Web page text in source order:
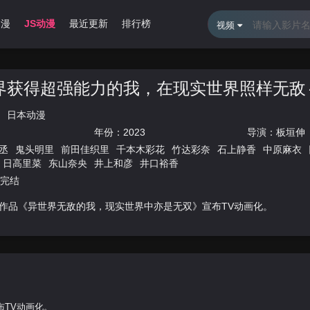
JS动漫 最近更新 排行榜 视频
获得超强能力的我，在现实世界照样无
日本动漫
年份： 2023 导演：板垣伸
鬼头明里 前田佳织里 千本木彩花 竹达彩奈 石上静香 中原麻衣
日高里菜
东山奈央 井上和彦
井口裕香
结
品《异世界无敌的我，现实世界中亦是无双》宣布TV动画化。
动画化。